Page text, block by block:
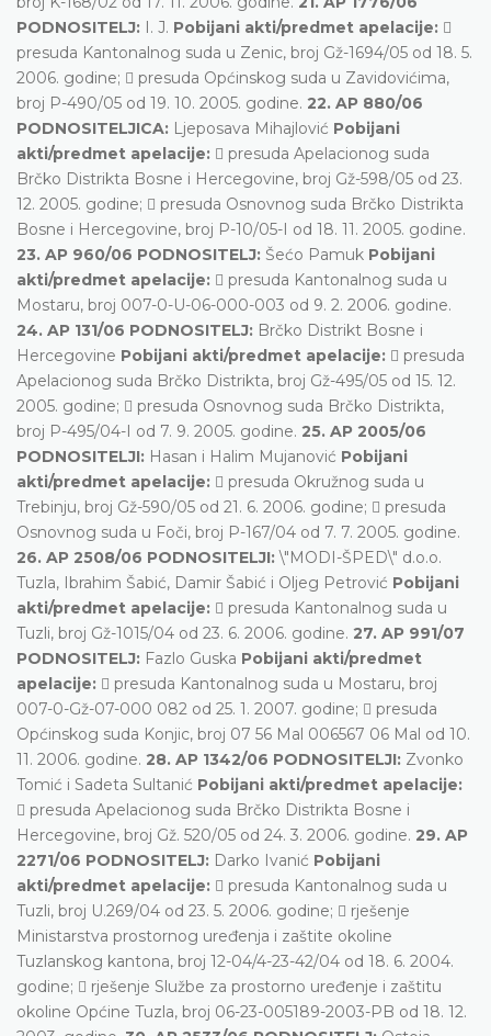
PODNOSITELJ: I. J. Pobijani akti/predmet apelacije: 
presuda Kantonalnog suda u Zenic, broj Gž-1694/05 od 18. 5.
2006. godine;  presuda Općinskog suda u Zavidovićima,
broj P-490/05 od 19. 10. 2005. godine. 22. AP 880/06
PODNOSITELJICA: Ljeposava Mihajlović Pobijani
akti/predmet apelacije:  presuda Apelacionog suda
Brčko Distrikta Bosne i Hercegovine, broj Gž-598/05 od 23.
12. 2005. godine;  presuda Osnovnog suda Brčko Distrikta
Bosne i Hercegovine, broj P-10/05-I od 18. 11. 2005. godine.
23. AP 960/06 PODNOSITELJ: Šećo Pamuk Pobijani
akti/predmet apelacije:  presuda Kantonalnog suda u
Mostaru, broj 007-0-U-06-000-003 od 9. 2. 2006. godine.
24. AP 131/06 PODNOSITELJ: Brčko Distrikt Bosne i
Hercegovine Pobijani akti/predmet apelacije:  presuda
Apelacionog suda Brčko Distrikta, broj Gž-495/05 od 15. 12.
2005. godine;  presuda Osnovnog suda Brčko Distrikta,
broj P-495/04-I od 7. 9. 2005. godine. 25. AP 2005/06
PODNOSITELJI: Hasan i Halim Mujanović Pobijani
akti/predmet apelacije:  presuda Okružnog suda u
Trebinju, broj Gž-590/05 od 21. 6. 2006. godine;  presuda
Osnovnog suda u Foči, broj P-167/04 od 7. 7. 2005. godine.
26. AP 2508/06 PODNOSITELJI:\"MODI-ŠPED\" d.o.o.
Tuzla, Ibrahim Šabić, Damir Šabić i Oljeg Petrović Pobijani
akti/predmet apelacije:  presuda Kantonalnog suda u
Tuzli, broj Gž-1015/04 od 23. 6. 2006. godine. 27. AP 991/07
PODNOSITELJ: Fazlo Guska Pobijani akti/predmet
apelacije:  presuda Kantonalnog suda u Mostaru, broj
007-0-Gž-07-000 082 od 25. 1. 2007. godine;  presuda
Općinskog suda Konjic, broj 07 56 Mal 006567 06 Mal od 10.
11. 2006. godine. 28. AP 1342/06 PODNOSITELJI: Zvonko
Tomić i Sadeta Sultanić Pobijani akti/predmet apelacije:
 presuda Apelacionog suda Brčko Distrikta Bosne i
Hercegovine, broj Gž. 520/05 od 24. 3. 2006. godine. 29. AP
2271/06 PODNOSITELJ: Darko Ivanić Pobijani
akti/predmet apelacije:  presuda Kantonalnog suda u
Tuzli, broj U.269/04 od 23. 5. 2006. godine;  rješenje
Ministarstva prostornog uređenja i zaštite okoline
Tuzlanskog kantona, broj 12-04/4-23-42/04 od 18. 6. 2004.
godine;  rješenje Službe za prostorno uređenje i zaštitu
okoline Općine Tuzla, broj 06-23-005189-2003-PB od 18. 12.